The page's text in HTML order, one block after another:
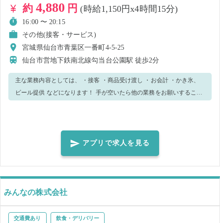
約 4,880 円(時給1,150円x4時間15分)
16:00 〜 20:15
その他(接客・サービス)
宮城県仙台市青葉区一番町4-5-25
仙台市営地下鉄南北線勾当台公園駅徒歩2分
主な業務内容としては、 ・接客 ・商品受け渡し ・お会計 ・かき氷、
ビール提供 などになります！ 手が空いたら他の業務をお願いすること
アプリで求人を見る
みんなの株式会社
交通費あり 飲食・デリバリー